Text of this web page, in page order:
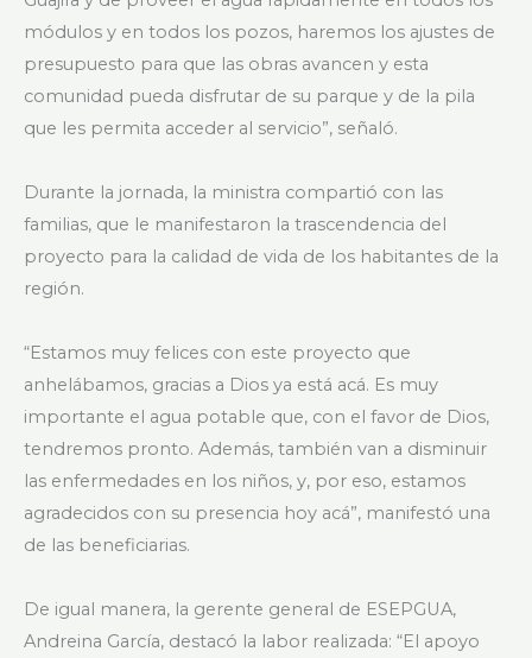
módulos y en todos los pozos, haremos los ajustes de
presupuesto para que las obras avancen y esta
comunidad pueda disfrutar de su parque y de la pila
que les permita acceder al servicio”, señaló.
Durante la jornada, la ministra compartió con las
familias, que le manifestaron la trascendencia del
proyecto para la calidad de vida de los habitantes de la
región.
“Estamos muy felices con este proyecto que
anhelábamos, gracias a Dios ya está acá. Es muy
importante el agua potable que, con el favor de Dios,
tendremos pronto. Además, también van a disminuir
las enfermedades en los niños, y, por eso, estamos
agradecidos con su presencia hoy acá”, manifestó una
de las beneficiarias.
De igual manera, la gerente general de ESEPGUA,
Andreina García, destacó la labor realizada: “El apoyo